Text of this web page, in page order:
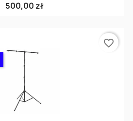
500,00 zł
favorite_border